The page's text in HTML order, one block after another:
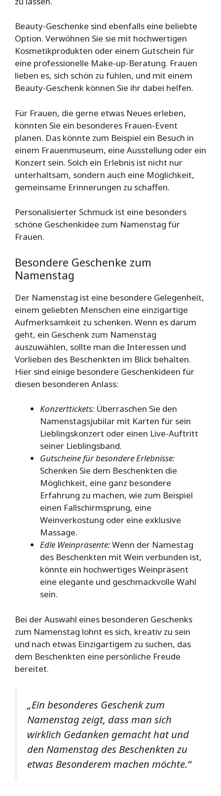
Beauty-Geschenke sind ebenfalls eine beliebte
Option. Verwöhnen Sie sie mit hochwertigen
Kosmetikprodukten oder einem Gutschein für
eine professionelle Make-up-Beratung. Frauen
lieben es, sich schön zu fühlen, und mit einem
Beauty-Geschenk können Sie ihr dabei helfen.
Für Frauen, die gerne etwas Neues erleben,
könnten Sie ein besonderes Frauen-Event
planen. Das könnte zum Beispiel ein Besuch in
einem Frauenmuseum, eine Ausstellung oder ein
Konzert sein. Solch ein Erlebnis ist nicht nur
unterhaltsam, sondern auch eine Möglichkeit,
gemeinsame Erinnerungen zu schaffen.
Personalisierter Schmuck ist eine besonders
schöne Geschenkidee zum Namenstag für
Frauen.
Besondere Geschenke zum
Namenstag
Der Namenstag ist eine besondere Gelegenheit,
einem geliebten Menschen eine einzigartige
Aufmerksamkeit zu schenken. Wenn es darum
geht, ein Geschenk zum Namenstag
auszuwählen, sollte man die Interessen und
Vorlieben des Beschenkten im Blick behalten.
Hier sind einige besondere Geschenkideen für
diesen besonderen Anlass:
Konzerttickets: Überraschen Sie den
Namenstagsjubilar mit Karten für sein
Lieblingskonzert oder einen Live-Auftritt
seiner Lieblingsband.
Gutscheine für besondere Erlebnisse:
Schenken Sie dem Beschenkten die
Möglichkeit, eine ganz besondere
Erfahrung zu machen, wie zum Beispiel
einen Fallschirmsprung, eine
Weinverkostung oder eine exklusive
Massage.
Edle Weinpräsente:Wenn der Namestag
des Beschenkten mit Wein verbunden ist,
könnte ein hochwertiges Weinpräsent
eine elegante und geschmackvolle Wahl
sein.
Bei der Auswahl eines besonderen Geschenks
zum Namenstag lohnt es sich, kreativ zu sein
und nach etwas Einzigartigem zu suchen, das
dem Beschenkten eine persönliche Freude
bereitet.
„Ein besonderes Geschenk zum
Namenstag zeigt, dass man sich
wirklich Gedanken gemacht hat und
den Namenstag des Beschenkten zu
etwas Besonderem machen möchte.“